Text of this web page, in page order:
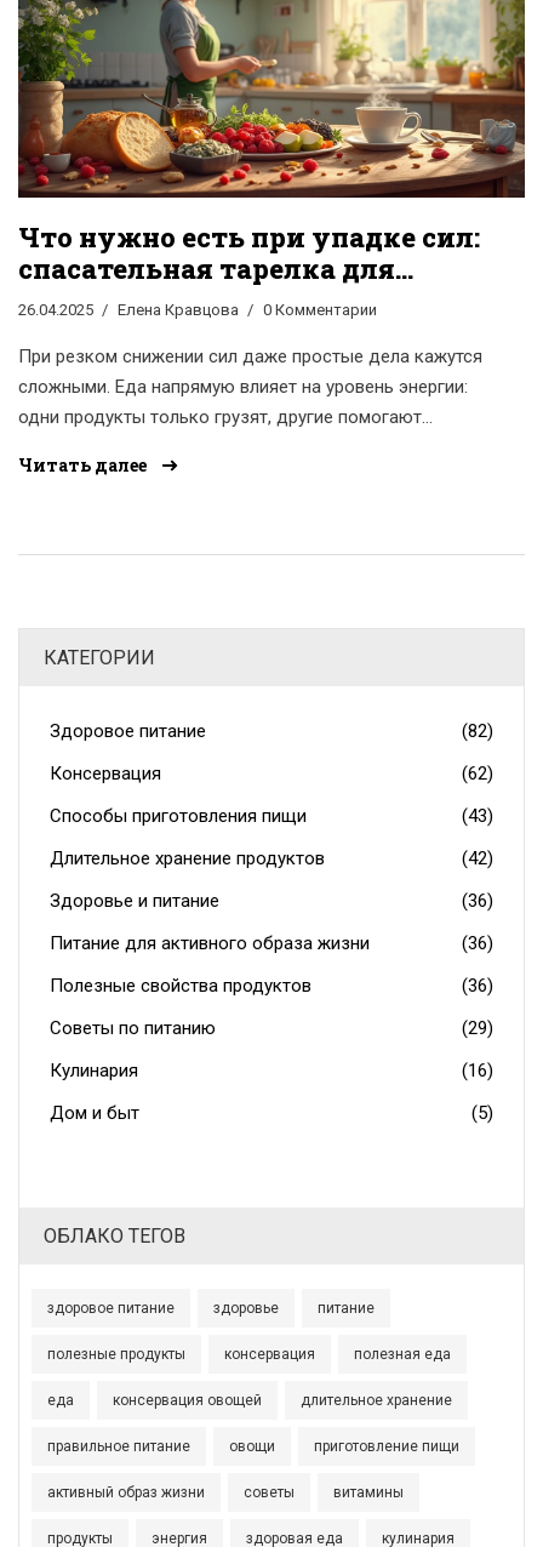
Что нужно есть при упадке сил:
спасательная тарелка для
бодрого дня
26.04.2025 Елена Кравцова 0 Комментарии
При резком снижении сил даже простые дела кажутся
сложными. Еда напрямую влияет на уровень энергии:
одни продукты только грузят, другие помогают
добавить в меню при упадке сил и каких ошибок
Читать далее
КАТЕГОРИИ
Здоровое питание
(82)
Консервация
(62)
Способы приготовления пищи
(43)
Длительное хранение продуктов
(42)
Здоровье и питание
(36)
Питание для активного образа жизни
(36)
Полезные свойства продуктов
(36)
Советы по питанию
(29)
Кулинария
(16)
Дом и быт
(5)
ОБЛАКО ТЕГОВ
здоровое питание здоровье питание
полезные продукты консервация полезная еда
еда консервация овощей длительное хранение
правильное питание овощи приготовление пищи
активный образ жизни советы витамины
продукты энергия здоровая еда кулинария